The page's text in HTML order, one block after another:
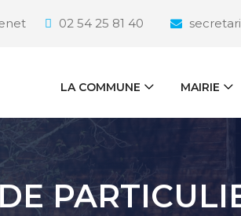
02 54 25 81 40
LA COMMUNE MAIRIE